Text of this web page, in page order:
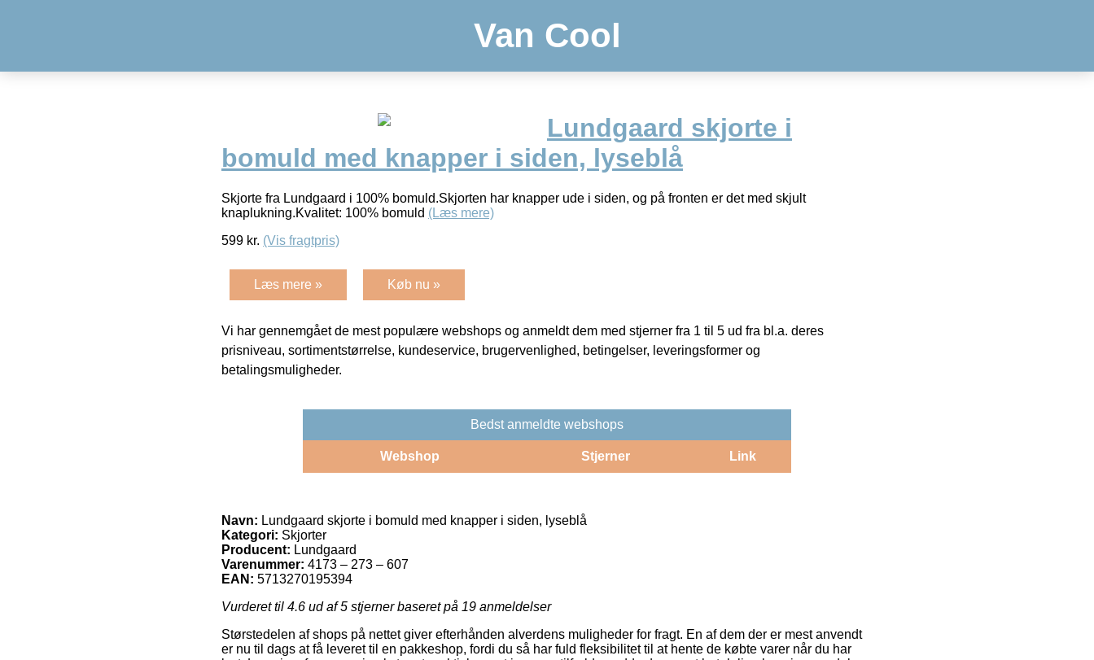
Van Cool
Lundgaard skjorte i
bomuld med knapper i siden, lyseblå
Skjorte fra Lundgaard i 100% bomuld.Skjorten har knapper ude i siden, og på fronten er det med skjult
knaplukning.Kvalitet: 100% bomuld (Læs mere)
599 kr. (Vis fragtpris)
Læs mere » Køb nu »
Vi har gennemgået de mest populære webshops og anmeldt dem med stjerner fra 1 til 5 ud fra bl.a. deres
prisniveau, sortimentstørrelse, kundeservice, brugervenlighed, betingelser, leveringsformer og
betalingsmuligheder.
Bedst anmeldte webshops
Webshop Stjerner Link
Navn: Lundgaard skjorte i bomuld med knapper i siden, lyseblå
Kategori: Skjorter
Producent: Lundgaard
Varenummer: 4173 – 273 – 607
EAN: 5713270195394
Vurderet til 4.6 ud af 5 stjerner baseret på 19 anmeldelser
Størstedelen af shops på nettet giver efterhånden alverdens muligheder for fragt. En af dem der er mest anvendt
er nu til dags at få leveret til en pakkeshop, fordi du så har fuld fleksibilitet til at hente de købte varer når du har